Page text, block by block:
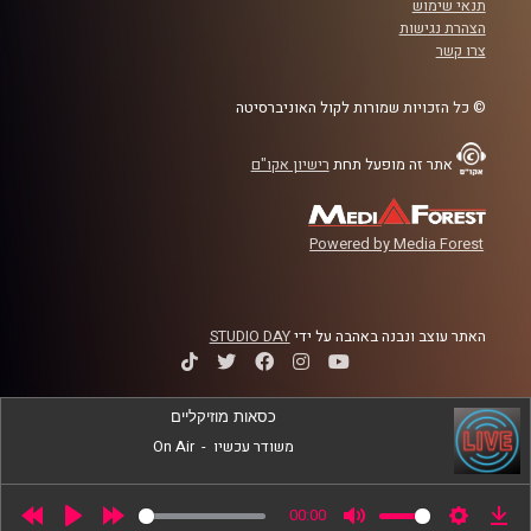
קרדיט תמונות:
תנאי שימוש
הצהרת נגישות
צרו קשר
© כל הזכויות שמורות לקול האוניברסיטה
אתר זה מופעל תחת רישיון אקו"ם
Powered by Media Forest
האתר עוצב ונבנה באהבה על ידיSTUDIO DAY
00:00
כסאות מוזיקליים
משודר עכשיו -
On Air